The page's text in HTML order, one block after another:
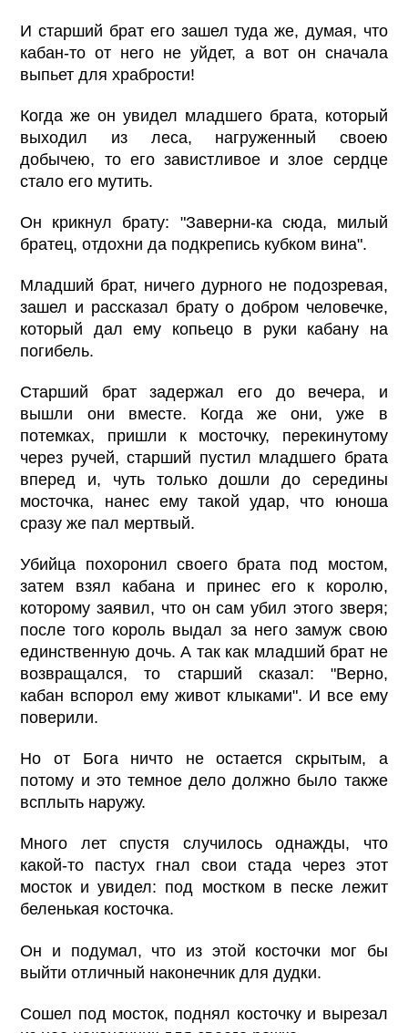
И старший брат его зашел туда же, думая, что
кабан-то от него не уйдет, а вот он сначала
выпьет для храбрости!
Когда же он увидел младшего брата, который
выходил из леса, нагруженный своею
добычею, то его завистливое и злое сердце
стало его мутить.
Он крикнул брату: "Заверни-ка сюда, милый
братец, отдохни да подкрепись кубком вина".
Младший брат, ничего дурного не подозревая,
зашел и рассказал брату о добром человечке,
который дал ему копьецо в руки кабану на
погибель.
Старший брат задержал его до вечера, и
вышли они вместе. Когда же они, уже в
потемках, пришли к мосточку, перекинутому
через ручей, старший пустил младшего брата
вперед и, чуть только дошли до середины
мосточка, нанес ему такой удар, что юноша
сразу же пал мертвый.
Убийца похоронил своего брата под мостом,
затем взял кабана и принес его к королю,
которому заявил, что он сам убил этого зверя;
после того король выдал за него замуж свою
единственную дочь. А так как младший брат не
возвращался, то старший сказал: "Верно,
кабан вспорол ему живот клыками". И все ему
поверили.
Но от Бога ничто не остается скрытым, а
потому и это темное дело должно было также
всплыть наружу.
Много лет спустя случилось однажды, что
какой-то пастух гнал свои стада через этот
мосток и увидел: под мостком в песке лежит
беленькая косточка.
Он и подумал, что из этой косточки мог бы
выйти отличный наконечник для дудки.
Сошел под мосток, поднял косточку и вырезал